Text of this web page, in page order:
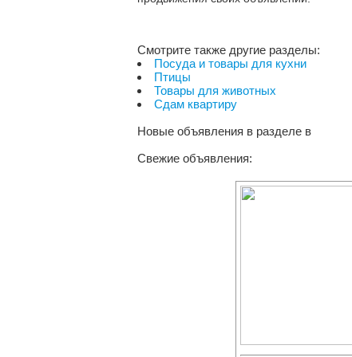
Смотрите также другие разделы:
Посуда и товары для кухни
Птицы
Товары для животных
Сдам квартиру
Новые объявления в разделе в
Свежие объявления: